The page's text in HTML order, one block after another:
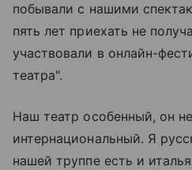
побывали с нашими
пять лет приехать не
участвовали в онлайн-
театра".
Наш театр особенный, он
интернациональный. Я
нашей труппе есть и